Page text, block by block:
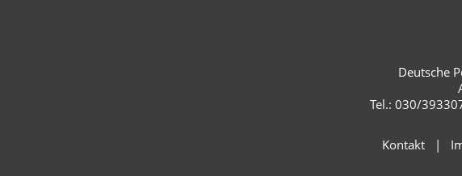
Deutsche
Tel.: 030/
Kontakt